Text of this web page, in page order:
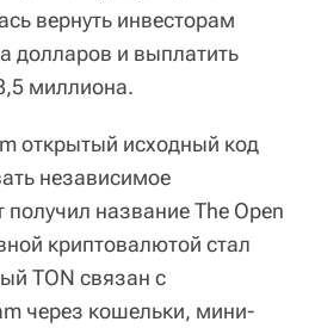
вернуть инвесторам
долларов и выплатить
миллиона.
открытый исходный код
независимое
название The Open
криптовалютой стал
TON связан с
через кошельки, мини-